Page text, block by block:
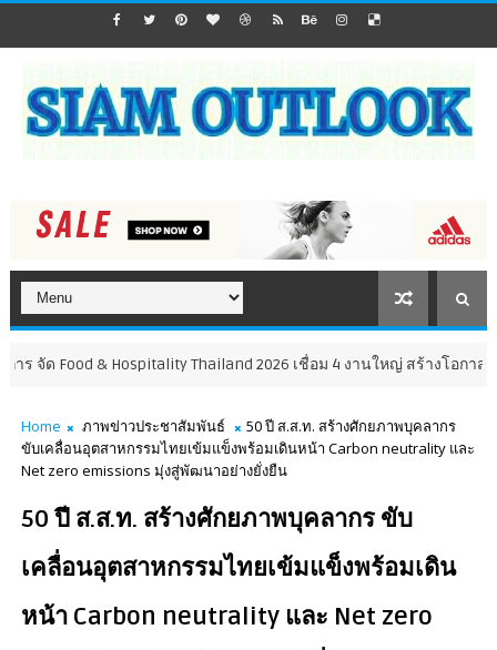
& Hospitality Thailand 2026 เชื่อม 4 งานใหญ่ สร้างโอกาสธุรกิจค
Home ภาพข่าวประชาสัมพันธ์
50 ปี ส.ส.ท. สร้างศักยภาพบุคลากร
ขับเคลื่อนอุตสาหกรรมไทยเข้มแข็งพร้อมเดินหน้า Carbon neutrality และ
Net zero emissions มุ่งสู่พัฒนาอย่างยั่งยืน
50 ปี ส.ส.ท. สร้างศักยภาพบุคลากร ขับ
เคลื่อนอุตสาหกรรมไทยเข้มแข็งพร้อมเดิน
หน้า Carbon neutrality และ Net zero